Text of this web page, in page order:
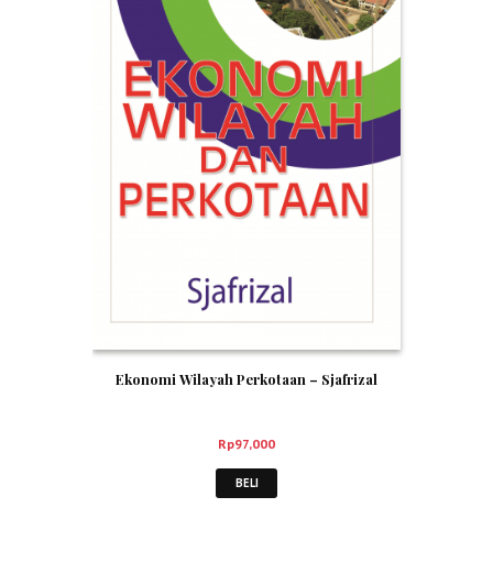
Ekonomi Wilayah Perkotaan – Sjafrizal
Rp97,000
BELI